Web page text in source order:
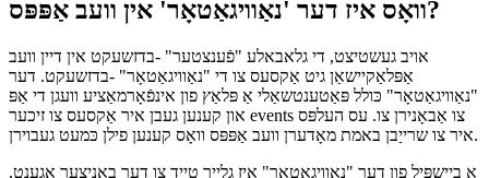
October 20, 2021
וואָס איז דער 'נאַוויגאַטאָר' אין וועב אַפּפּס?
אויב געשטיצט, די גלאבאלע "פֿענצטער" -בדזשעקט אין דיין וועב
אַפּלאַקיישאַן גיט אַקסעס צו די "נאַוויגאַטאָר" -בדזשעקט. דער
"נאַוויגאַטאָר" כּולל פּאַטענטשאַלי אַ פּלאַץ פון אינפֿאָרמאַציע וועגן די אַפּ
און קענען געבן איר אַקסעס צו זיכער events צו אַבאָנירן צו. עס העלפּס